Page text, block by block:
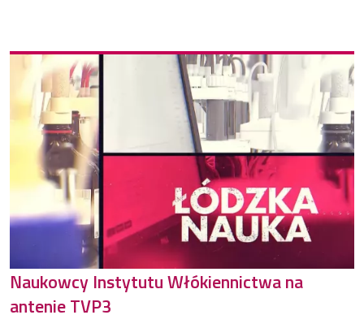
Naukowcy Instytutu Włókiennictwa na
antenie TVP3